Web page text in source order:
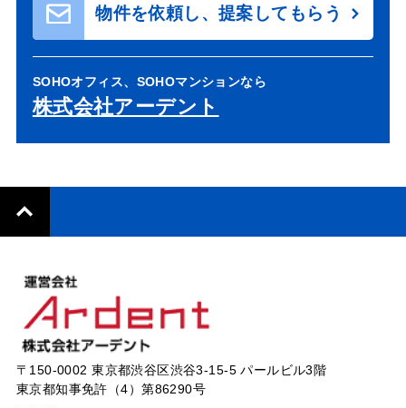
物件を依頼し、提案してもらう
SOHOオフィス、SOHOマンションなら
株式会社アーデント
〒150-0002 東京都渋谷区渋谷3-15-5 パールビル3階
東京都知事免許（4）第86290号